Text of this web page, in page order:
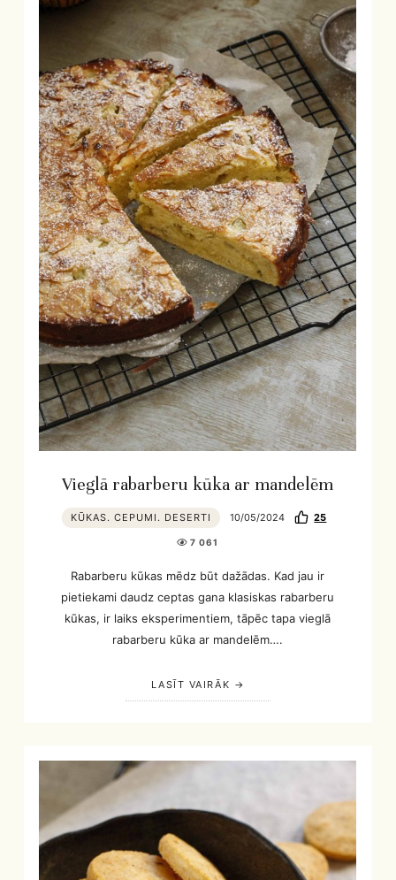
Vieglā rabarberu kūka ar mandelēm
KŪKAS. CEPUMI. DESERTI 10/05/2024 25
7 061
Rabarberu kūkas mēdz būt dažādas. Kad jau ir
pietiekami daudz ceptas gana klasiskas rabarberu
kūkas, ir laiks eksperimentiem, tāpēc tapa vieglā
rabarberu kūka ar mandelēm….
LASĪT VAIRĀK